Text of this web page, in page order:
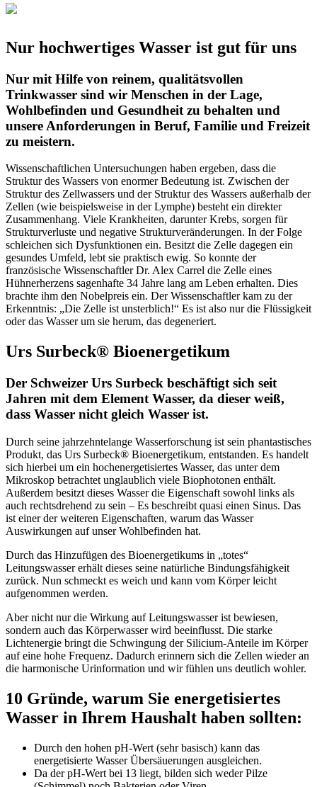
Nur hochwertiges Wasser ist gut für uns
Nur mit Hilfe von reinem, qualitätsvollen
Trinkwasser sind wir Menschen in der Lage,
Wohlbefinden und Gesundheit zu behalten und
unsere Anforderungen in Beruf, Familie und Freizeit
zu meistern.
Wissenschaftlichen Untersuchungen haben ergeben, dass die
Struktur des Wassers von enormer Bedeutung ist. Zwischen der
Struktur des Zellwassers und der Struktur des Wassers außerhalb der
Zellen (wie beispielsweise in der Lymphe) besteht ein direkter
Zusammenhang. Viele Krankheiten, darunter Krebs, sorgen für
Strukturverluste und negative Strukturveränderungen. In der Folge
schleichen sich Dysfunktionen ein. Besitzt die Zelle dagegen ein
gesundes Umfeld, lebt sie praktisch ewig. So konnte der
französische Wissenschaftler Dr. Alex Carrel die Zelle eines
Hühnerherzens sagenhafte 34 Jahre lang am Leben erhalten. Dies
brachte ihm den Nobelpreis ein. Der Wissenschaftler kam zu der
Erkenntnis: „Die Zelle ist unsterblich!“ Es ist also nur die Flüssigkeit
oder das Wasser um sie herum, das degeneriert.
Urs Surbeck® Bioenergetikum
Der Schweizer Urs Surbeck beschäftigt sich seit
Jahren mit dem Element Wasser, da dieser weiß,
dass Wasser nicht gleich Wasser ist.
Durch seine jahrzehntelange Wasserforschung ist sein phantastisches
Produkt, das Urs Surbeck® Bioenergetikum, entstanden. Es handelt
sich hierbei um ein hochenergetisiertes Wasser, das unter dem
Mikroskop betrachtet unglaublich viele Biophotonen enthält.
Außerdem besitzt dieses Wasser die Eigenschaft sowohl links als
auch rechtsdrehend zu sein – Es beschreibt quasi einen Sinus. Das
ist einer der weiteren Eigenschaften, warum das Wasser
Auswirkungen auf unser Wohlbefinden hat.
Durch das Hinzufügen des Bioenergetikums in „totes“
Leitungswasser erhält dieses seine natürliche Bindungsfähigkeit
zurück. Nun schmeckt es weich und kann vom Körper leicht
aufgenommen werden.
Aber nicht nur die Wirkung auf Leitungswasser ist bewiesen,
sondern auch das Körperwasser wird beeinflusst. Die starke
Lichtenergie bringt die Schwingung der Silicium-Anteile im Körper
auf eine hohe Frequenz. Dadurch erinnern sich die Zellen wieder an
die harmonische Urinformation und wir fühlen uns deutlich wohler.
10 Gründe, warum Sie energetisiertes
Wasser in Ihrem Haushalt haben sollten:
Durch den hohen pH-Wert (sehr basisch) kann das
energetisierte Wasser Übersäuerungen ausgleichen.
Da der pH-Wert bei 13 liegt, bilden sich weder Pilze